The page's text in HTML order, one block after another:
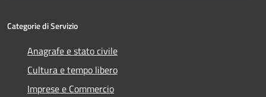
Categorie di Servizio
Anagrafe e stato civile
Cultura e tempo libero
Imprese e Commercio